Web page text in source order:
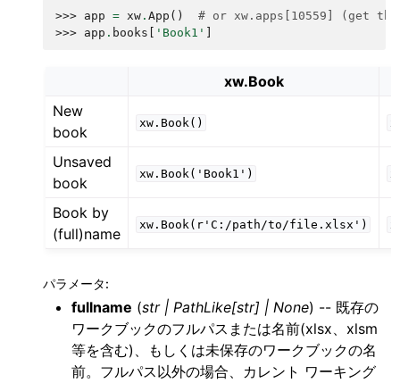
>>> app = xw . App ()
# or xw.apps[10559] (get
>>> app . books 'Book1'
xw.Book
New
book
xw.Book()
Unsaved
book
xw.Book('Book1')
Book by
(full)name
xw.Book(r'C:/path/to/file.xlsx')
パラメータ:
fullname (str| PathLike[str] | None) -- 既存の
ワークブックのフルパスまたは名前(xlsx、xlsm
等を含む)、もしくは未保存のワークブックの名
前。フルパス以外の場合、カレント ワーキング